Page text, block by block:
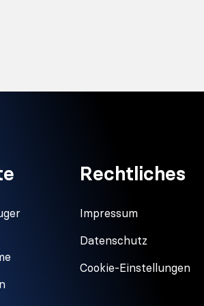
Rechtliches
Impressum
Datenschutz
Cookie-Einstellungen